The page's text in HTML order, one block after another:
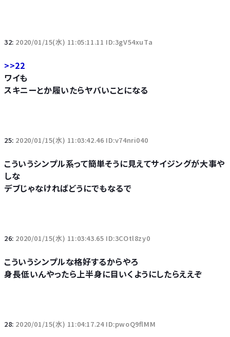
32: 2020/01/15(水) 11:05:11.11 ID:3gV54xuTa
>>22
ワイも
スキニーとか履いたらヤバいことになる
25: 2020/01/15(水) 11:03:42.46 ID:v74nri040
こういうシンプル系って簡単そうに見えてサイジングが大事や
しな
デブじゃなければどうにでもなるで
26: 2020/01/15(水) 11:03:43.65 ID:3COtl8zy0
こういうシンプルな格好するからやろ
身長低いんやったら上半身に目いくようにしたらええぞ
28: 2020/01/15(水) 11:04:17.24 ID:pwoQ9flMM